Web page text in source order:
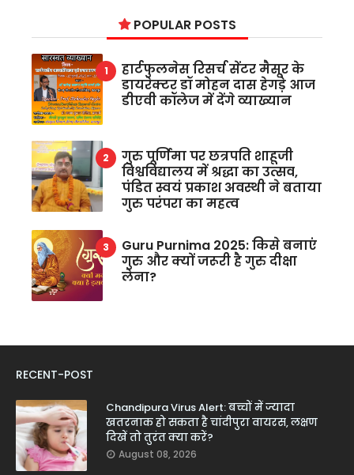
POPULAR POSTS
हार्टफुलनेस रिसर्च सेंटर मैसूर के
डायरेक्टर डॉ मोहन दास हेगड़े आज
डीएवी कॉलेज में देंगे व्याख्यान
गुरु पूर्णिमा पर छत्रपति शाहूजी
विश्वविद्यालय में श्रद्धा का उत्सव,
पंडित स्वयं प्रकाश अवस्थी ने बताया
गुरु परंपरा का महत्व
Guru Purnima 2025: किसे बनाएं
गुरु और क्यों जरूरी है गुरु दीक्षा
लेना?
RECENT-POST
Chandipura Virus Alert: बच्चों में ज्यादा
खतरनाक हो सकता है चांदीपुरा वायरस, लक्षण
दिखें तो तुरंत क्या करें?
August 08, 2026